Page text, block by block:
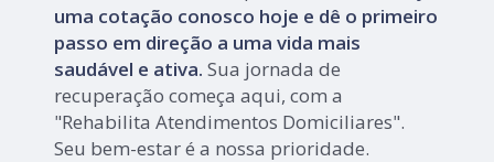
uma cotação conosco hoje e dê o primeiro
passo em direção a uma vida mais
saudável e ativa. Sua jornada de
recuperação começa aqui, com a
"Rehabilita Atendimentos Domiciliares".
Seu bem-estar é a nossa prioridade.